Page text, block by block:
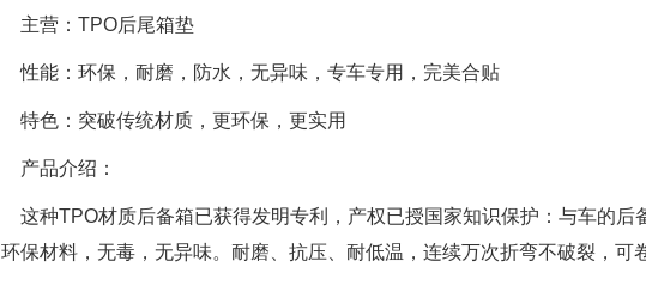
主营：TPO后尾箱垫
性能：环保，耐磨，防水，无异味，专车专用，完美合贴
特色：突破传统材质，更环保，更实用
产品介绍：
这种TPO材质后备箱已获得发明专利，产权已授国家知识保护：与车的后
环保材料，无毒，无异味。耐磨、抗压、耐低温，连续万次折弯不破裂，可